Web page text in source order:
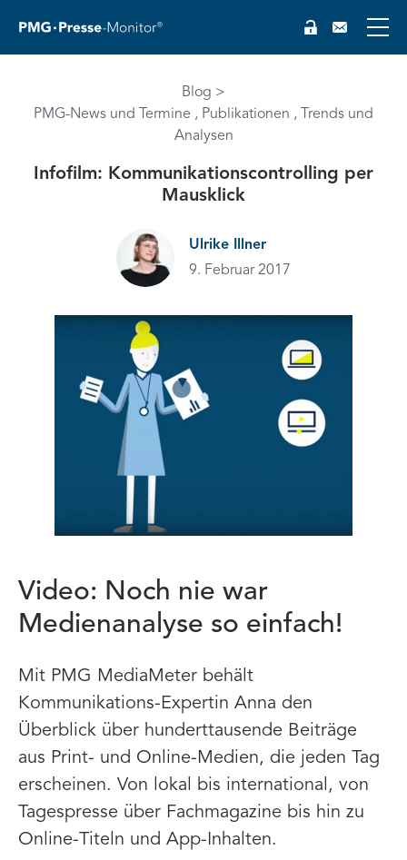
Blog
PMG-News und Termine
Publikationen
Trends und
Analysen
Infofilm: Kommunikationscontrolling per
Mausklick
Ulrike Illner
9. Februar 2017
Video: Noch nie war
Medienanalyse so einfach!
Mit PMG MediaMeter behält
Kommunikations-Expertin Anna den
Überblick über hunderttausende Beiträge
aus Print- und Online-Medien, die jeden Tag
erscheinen. Von lokal bis international, von
Tagespresse über Fachmagazine bis hin zu
Online-Titeln und App-Inhalten.